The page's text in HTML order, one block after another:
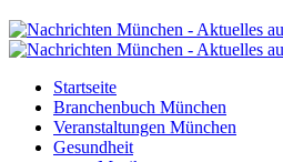
Startseite
Branchenbuch München
Veranstaltungen München
Gesundheit